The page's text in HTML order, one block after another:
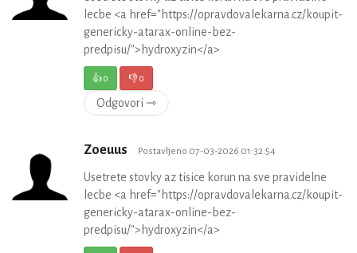
lecbe <a href="https://opravdovalekarna.cz/koupit-
genericky-atarax-online-bez-
predpisu/">hydroxyzin</a>
👍0 👎0
Odgovori ⇾
Zoeuus Postavljeno 07-03-2026 01:32:54
Usetrete stovky az tisice korun na sve pravidelne
lecbe <a href="https://opravdovalekarna.cz/koupit-
genericky-atarax-online-bez-
predpisu/">hydroxyzin</a>